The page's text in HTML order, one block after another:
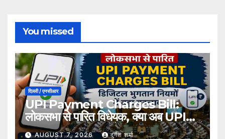
You missed
दिल्ली / एनसीआर
UPI Payment Charges Bill:
लोकसभा से पारित विधेयक, क्या अब UPI
भुगतान पर लग सकता है शुल्क?
AUGUST 7, 2026 दुर्गेश शर्मा